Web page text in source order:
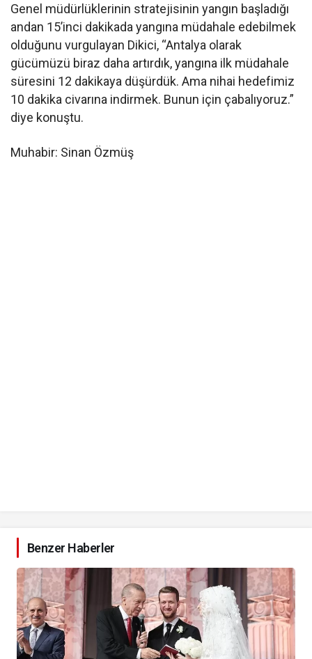
Genel müdürlüklerinin stratejisinin yangın başladığı
andan 15’inci dakikada yangına müdahale edebilmek
olduğunu vurgulayan Dikici, “Antalya olarak
gücümüzü biraz daha artırdık, yangına ilk müdahale
süresini 12 dakikaya düşürdük. Ama nihai hedefimiz
10 dakika civarına indirmek. Bunun için çabalıyoruz.”
diye konuştu.
Muhabir: Sinan Özmüş
Benzer Haberler